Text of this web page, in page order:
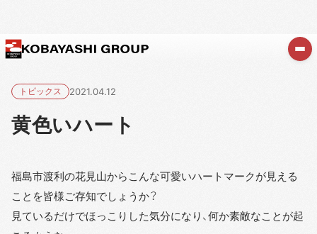
トピックス 2021.04.12
黄色いハート
福島市渡利の花見山からこんな可愛いハートマークが見える
ことを皆様ご存知でしょうか？
見ているだけでほっこりした気分になり、何か素敵なことが起